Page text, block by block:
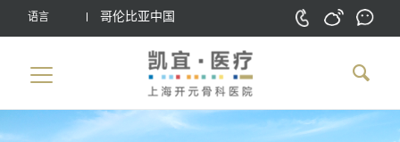
语言 哥伦比亚中国